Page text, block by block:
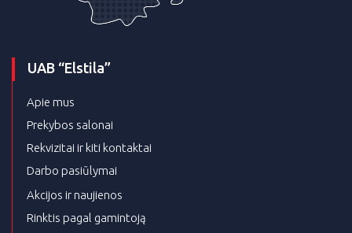
UAB “Elstila”
Apie mus
Prekybos salonai
Rekvizitai ir kiti kontaktai
Darbo pasiūlymai
Akcijos ir naujienos
Rinktis pagal gamintoją